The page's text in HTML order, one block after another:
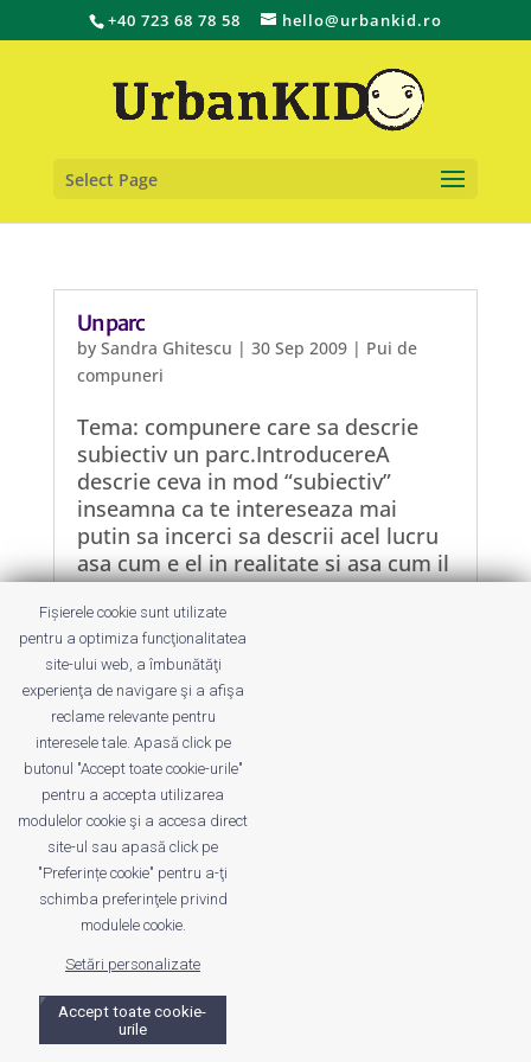
+40 723 68 78 58 hello@urbankid.ro
Select Page
Un parc
by Sandra Ghitescu | 30 Sep 2009| Pui de
compuneri
Tema: compunere care sa descrie
subiectiv un parc.IntroducereA
descrie ceva in mod “subiectiv”
inseamna ca te intereseaza mai
putin sa incerci sa descrii acel lucru
asa cum e el in realitate si asa cum il
poate vedea toata lumea (mod
obiectiv) si vrei sa-l...
Despre noi Publicitate
Privacy
© UrbanKID. Proiect dezvoltat de Dana și
Dragomirescu. Temă WordPress:
Fișierele cookie sunt utilizate
pentru a optimiza funcţionalitatea
site-ului web, a îmbunătăţi
experienţa de navigare şi a afişa
reclame relevante pentru
interesele tale. Apasă click pe
butonul "Accept toate cookie-urile"
pentru a accepta utilizarea
modulelor cookie şi a accesa direct
site-ul sau apasă click pe
"Preferințe cookie" pentru a-ţi
schimba preferinţele privind
modulele cookie.
Setări personalizate
Accept toate cookie-
urile